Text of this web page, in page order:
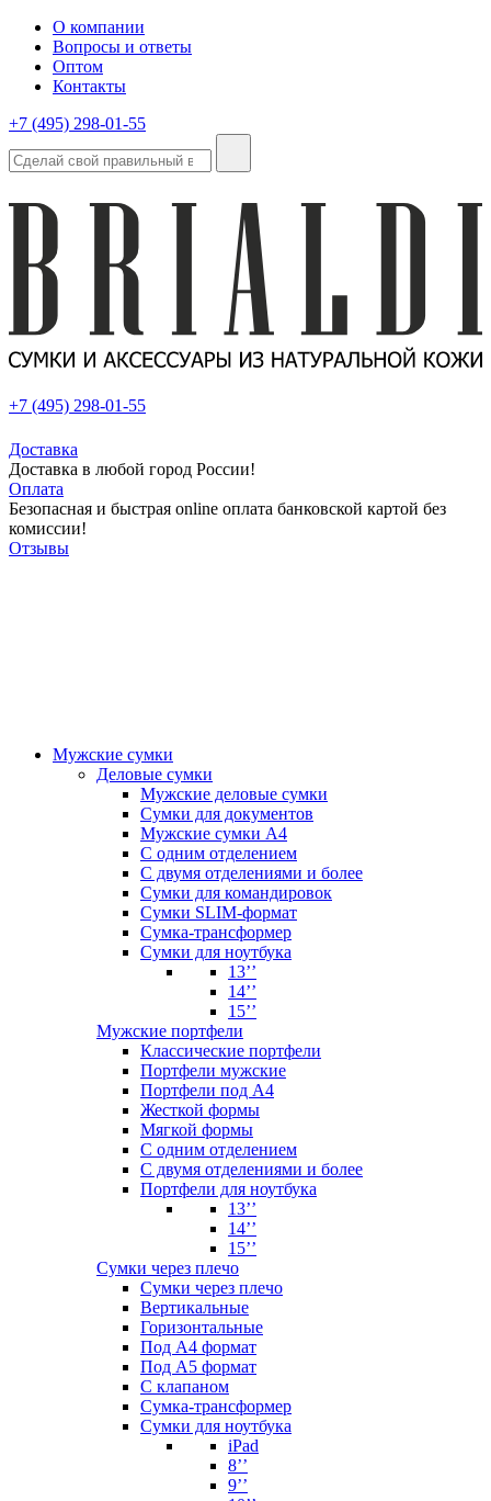
О компании
Вопросы и ответы
Оптом
Контакты
+7 (495) 298-01-55
+7 (495) 298-01-55
Доставка
Доставка в любой город России!
Оплата
Безопасная и быстрая online оплата банковской картой без
комиссии!
Отзывы
Мужские сумки
Деловые сумки
Мужские деловые сумки
Сумки для документов
Мужские сумки А4
С одним отделением
С двумя отделениями и более
Сумки для командировок
Сумки SLIM-формат
Сумка-трансформер
Сумки для ноутбука
13’’
14’’
15’’
Мужские портфели
Классические портфели
Портфели мужские
Портфели под А4
Жесткой формы
Мягкой формы
С одним отделением
С двумя отделениями и более
Портфели для ноутбука
13’’
14’’
15’’
Сумки через плечо
Сумки через плечо
Вертикальные
Горизонтальные
Под А4 формат
Под А5 формат
С клапаном
Сумка-трансформер
Сумки для ноутбука
iPad
8’’
9’’